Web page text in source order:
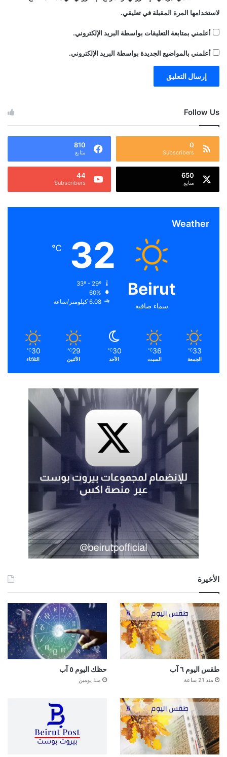
لاستخدامها المرة المقبلة في تعليقي.
أعلمني بمتابعة التعليقات بواسطة البريد الإلكتروني.
أعلمني بالمواضيع الجديدة بواسطة البريد الإلكتروني.
Follow Us
0
Subscribers
810
متابع
650
متابع
44
Subscribers
Weather
Beirut
سماء صافية
32
℃
60%
6.08 كيلومتر/ساعة
33
℃
الجمعة
36
℃
السبت
30
℃
الأحد
29
℃
الأثنين
30
℃
الثلاثاء
الأخيرة
طقس اليوم ٦ آب
منذ 21 ساعة
حظك اليوم ٥ آب
منذ يومين